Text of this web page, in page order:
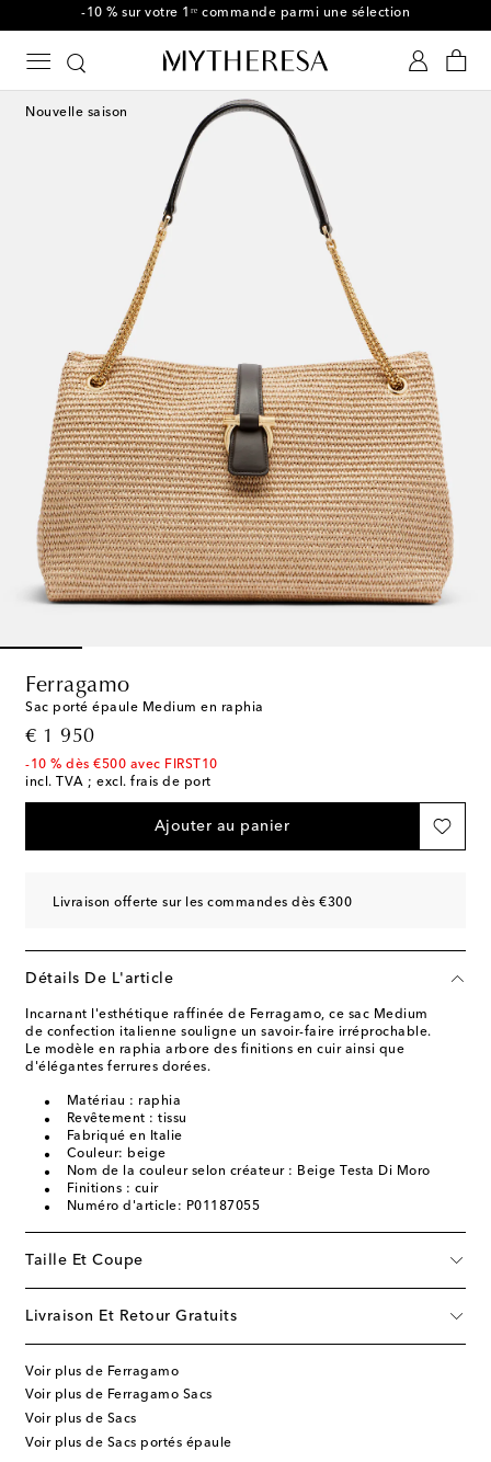
-10 % sur votre 1ʳᵉ commande parmi une sélection
Nouvelle saison
Ferragamo
Sac porté épaule Medium en raphia
€ 1 950
original price
-10 % dès €500 avec FIRST10
incl. TVA ; excl. frais de port
Ajouter au panier
Livraison offerte sur les commandes dès €300
Détails De L'article
Incarnant l'esthétique raffinée de Ferragamo, ce sac Medium
de confection italienne souligne un savoir-faire irréprochable.
Le modèle en raphia arbore des finitions en cuir ainsi que
d'élégantes ferrures dorées.
Matériau : raphia
Revêtement : tissu
Fabriqué en Italie
Couleur: beige
Nom de la couleur selon créateur : Beige Testa Di Moro
Finitions : cuir
Numéro d'article: P01187055
Taille Et Coupe
Livraison Et Retour Gratuits
Voir plus de Ferragamo
Voir plus de Ferragamo Sacs
Voir plus de Sacs
Voir plus de Sacs portés épaule